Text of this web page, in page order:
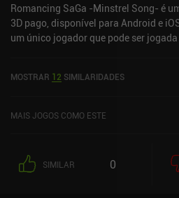
Romancing SaGa -Minstrel Song- é
3D pago, disponível para Android e
um único jogador que pode ser
de 5,0 na App Store do iOS.
MOSTRAR 12 SIMILARIDADES
MAIS JOGOS COMO ESTE
SIMILAR 0